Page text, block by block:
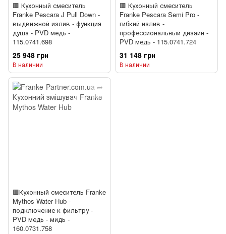
🟥 Кухонный смеситель
Franke Pescara J Pull Down -
выдвижной излив - функция
душа - PVD медь -
115.0741.698
25 948 грн
В наличии
🟥 Кухонный смеситель
Franke Pescara Semi Pro -
гибкий излив -
профессиональный дизайн -
PVD медь - 115.0741.724
31 148 грн
В наличии
🟥Кухонный смеситель Franke
Mythos Water Hub -
подключение к фильтру -
PVD медь - мидь -
160.0731.758